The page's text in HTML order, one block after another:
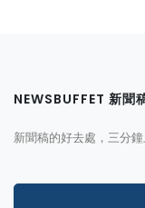
NEWSBUFFET 新聞
新聞稿的好去處，三分